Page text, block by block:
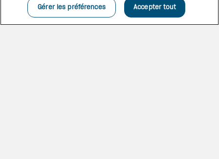
Gérer les préférences Accepter tout